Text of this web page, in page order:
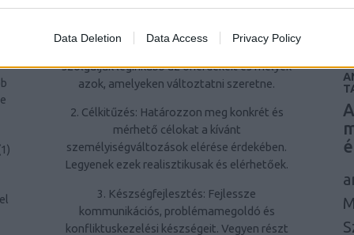
Data Deletion Data Access Privacy Policy
1)
átgondolja saját viselkedési mintáit, értékeit
és céljait. Ismerje fel, mely személyiségjegyek
szolgálják leginkább az önérdekeit és melyek
azok, amelyeken változtatni szeretne.
2. Célkitűzés: Határozzon meg konkrét és
mérhető célokat a kívánt
személyiségváltozások elérése érdekében.
Legyenek ezek realisztikusak és elérhetőek.
3. Készségfejlesztés: Fejlessze
kommunikációs, problémamegoldó és
konfliktuskezelési készségeit. Vegyen részt